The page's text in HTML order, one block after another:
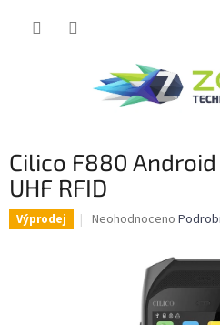
Cilico F880 Android
UHF RFID
Výprodej
Průměrné
Neohodnoceno